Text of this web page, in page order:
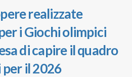
realizzate
i Giochi olimpici
di capire il quadro
il 2026